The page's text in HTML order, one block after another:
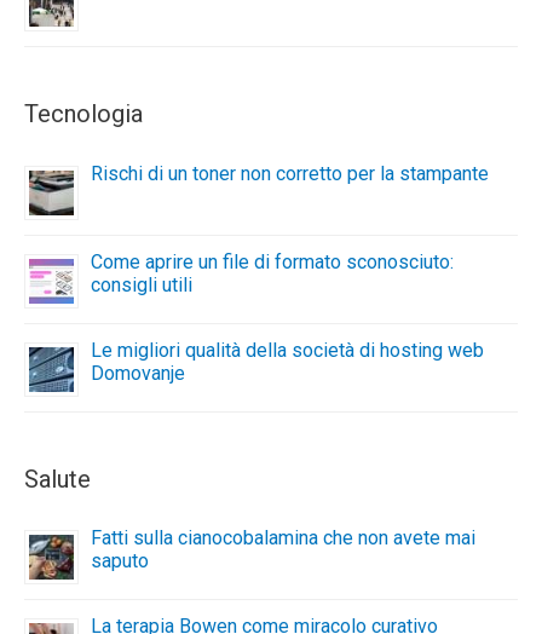
Tecnologia
Rischi di un toner non corretto per la stampante
Come aprire un file di formato sconosciuto:
consigli utili
Le migliori qualità della società di hosting web
Domovanje
Salute
Fatti sulla cianocobalamina che non avete mai
saputo
La terapia Bowen come miracolo curativo